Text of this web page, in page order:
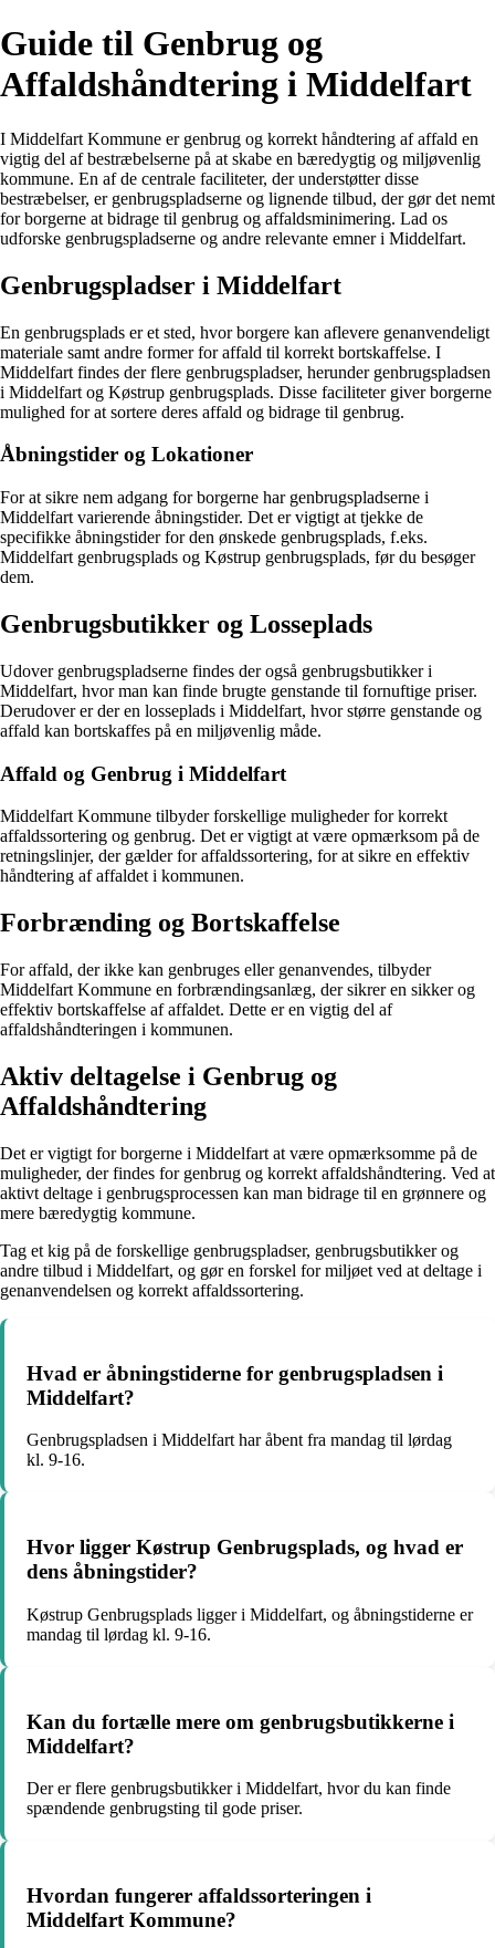
Guide til Genbrug og
Affaldshåndtering i Middelfart
I Middelfart Kommune er genbrug og korrekt håndtering af affald en
vigtig del af bestræbelserne på at skabe en bæredygtig og miljøvenlig
kommune. En af de centrale faciliteter, der understøtter disse
bestræbelser, er genbrugspladserne og lignende tilbud, der gør det nemt
for borgerne at bidrage til genbrug og affaldsminimering. Lad os
udforske genbrugspladserne og andre relevante emner i Middelfart.
Genbrugspladser i Middelfart
En genbrugsplads er et sted, hvor borgere kan aflevere genanvendeligt
materiale samt andre former for affald til korrekt bortskaffelse. I
Middelfart findes der flere genbrugspladser, herunder genbrugspladsen
i Middelfart og Køstrup genbrugsplads. Disse faciliteter giver borgerne
mulighed for at sortere deres affald og bidrage til genbrug.
Åbningstider og Lokationer
For at sikre nem adgang for borgerne har genbrugspladserne i
Middelfart varierende åbningstider. Det er vigtigt at tjekke de
specifikke åbningstider for den ønskede genbrugsplads, f.eks.
Middelfart genbrugsplads og Køstrup genbrugsplads, før du besøger
dem.
Genbrugsbutikker og Losseplads
Udover genbrugspladserne findes der også genbrugsbutikker i
Middelfart, hvor man kan finde brugte genstande til fornuftige priser.
Derudover er der en losseplads i Middelfart, hvor større genstande og
affald kan bortskaffes på en miljøvenlig måde.
Affald og Genbrug i Middelfart
Middelfart Kommune tilbyder forskellige muligheder for korrekt
affaldssortering og genbrug. Det er vigtigt at være opmærksom på de
retningslinjer, der gælder for affaldssortering, for at sikre en effektiv
håndtering af affaldet i kommunen.
Forbrænding og Bortskaffelse
For affald, der ikke kan genbruges eller genanvendes, tilbyder
Middelfart Kommune en forbrændingsanlæg, der sikrer en sikker og
effektiv bortskaffelse af affaldet. Dette er en vigtig del af
affaldshåndteringen i kommunen.
Aktiv deltagelse i Genbrug og
Affaldshåndtering
Det er vigtigt for borgerne i Middelfart at være opmærksomme på de
muligheder, der findes for genbrug og korrekt affaldshåndtering. Ved at
aktivt deltage i genbrugsprocessen kan man bidrage til en grønnere og
mere bæredygtig kommune.
Tag et kig på de forskellige genbrugspladser, genbrugsbutikker og
andre tilbud i Middelfart, og gør en forskel for miljøet ved at deltage i
genanvendelsen og korrekt affaldssortering.
Hvad er åbningstiderne for genbrugspladsen i
Middelfart?
Genbrugspladsen i Middelfart har åbent fra mandag til lørdag
kl. 9-16.
Hvor ligger Køstrup Genbrugsplads, og hvad er
dens åbningstider?
Køstrup Genbrugsplads ligger i Middelfart, og åbningstiderne er
mandag til lørdag kl. 9-16.
Kan du fortælle mere om genbrugsbutikkerne i
Middelfart?
Der er flere genbrugsbutikker i Middelfart, hvor du kan finde
spændende genbrugsting til gode priser.
Hvordan fungerer affaldssorteringen i
Middelfart Kommune?